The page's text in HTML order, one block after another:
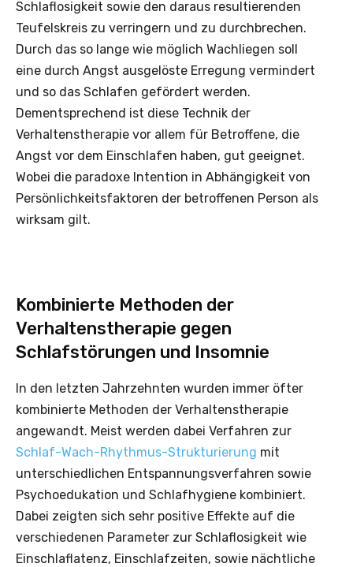
Schlaflosigkeit sowie den daraus resultierenden
Teufelskreis zu verringern und zu durchbrechen.
Durch das so lange wie möglich Wachliegen soll
eine durch Angst ausgelöste Erregung vermindert
und so das Schlafen gefördert werden.
Dementsprechend ist diese Technik der
Verhaltenstherapie vor allem für Betroffene, die
Angst vor dem Einschlafen haben, gut geeignet.
Wobei die paradoxe Intention in Abhängigkeit von
Persönlichkeitsfaktoren der betroffenen Person als
wirksam gilt.
Kombinierte Methoden der
Verhaltenstherapie gegen
Schlafstörungen und Insomnie
In den letzten Jahrzehnten wurden immer öfter
kombinierte Methoden der Verhaltenstherapie
angewandt. Meist werden dabei Verfahren zur
Schlaf-Wach-Rhythmus-Strukturierung mit
unterschiedlichen Entspannungsverfahren sowie
Psychoedukation und Schlafhygiene kombiniert.
Dabei zeigten sich sehr positive Effekte auf die
verschiedenen Parameter zur Schlaflosigkeit wie
Einschlaflatenz, Einschlafzeiten, sowie nächtliche